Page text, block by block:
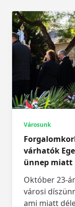
Városunk
várhatók
ünnep miatt
Október 23-
városi
ami miatt